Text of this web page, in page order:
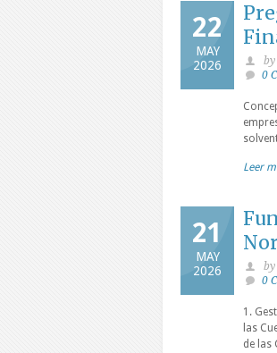
22
MAY
2026
0
Leer
21
MAY
2026
0
1.
las
de las